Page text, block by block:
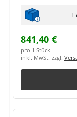
841,40 €
pro 1 Stück
inkl. MwSt. zzgl.